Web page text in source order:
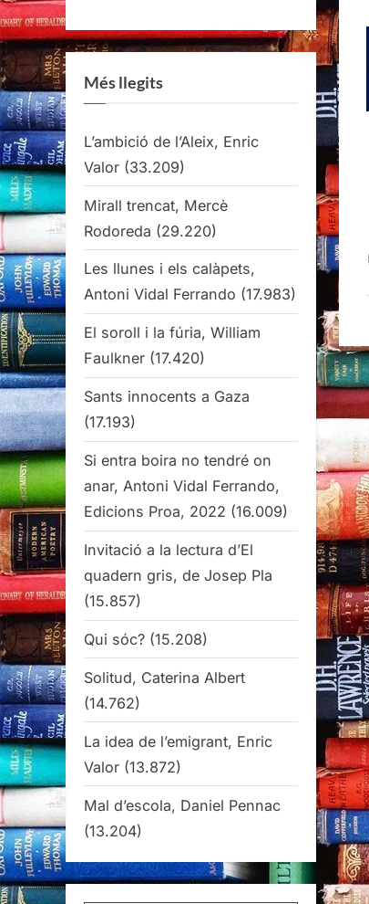
Més llegits
L’ambició de l’Aleix, Enric
Valor (33.209)
Mirall trencat, Mercè
Rodoreda (29.220)
Les llunes i els calàpets,
Antoni Vidal Ferrando (17.983)
El soroll i la fúria, William
Faulkner (17.420)
Sants innocents a Gaza
(17.193)
Si entra boira no tendré on
anar, Antoni Vidal Ferrando,
Edicions Proa, 2022 (16.009)
Invitació a la lectura d’El
quadern gris, de Josep Pla
(15.857)
Qui sóc? (15.208)
Solitud, Caterina Albert
(14.762)
La idea de l’emigrant, Enric
Valor (13.872)
Mal d’escola, Daniel Pennac
(13.204)